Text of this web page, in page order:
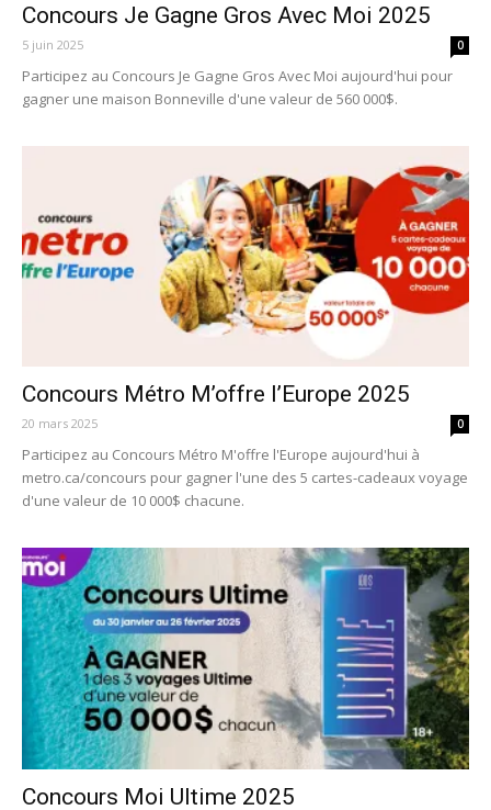
Concours Je Gagne Gros Avec Moi 2025
5 juin 2025 0
Participez au Concours Je Gagne Gros Avec Moi aujourd'hui pour
gagner une maison Bonneville d'une valeur de 560 000$.
Concours Métro M’offre l’Europe 2025
20 mars 2025 0
Participez au Concours Métro M'offre l'Europe aujourd'hui à
metro.ca/concours pour gagner l'une des 5 cartes-cadeaux voyage
d'une valeur de 10 000$ chacune.
Concours Moi Ultime 2025